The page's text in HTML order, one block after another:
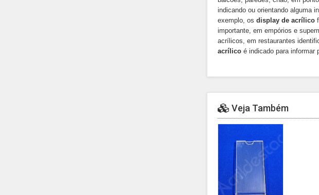
indicando ou orientando alguma
exemplo, os display de acrílico
importante, em empórios e
acrílicos, em restaurantes
acrílico é indicado para informar
Veja Também